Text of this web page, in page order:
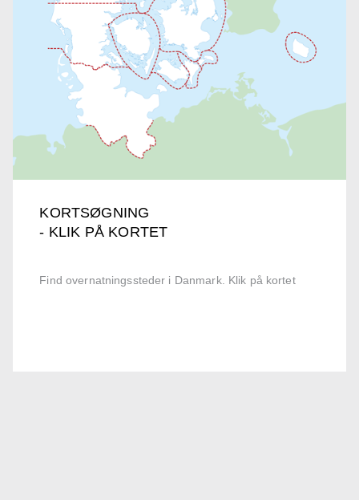
KORTSØGNING
- KLIK PÅ KORTET
Find overnatningssteder i Danmark. Klik på kortet